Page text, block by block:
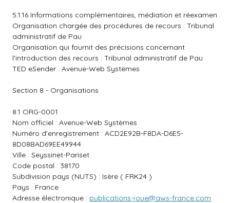
5.1.16 Informations complémentaires, médiation et réexamen
Organisation chargée des procédures de recours : Tribunal
administratif de Pau
Organisation qui fournit des précisions concernant
l'introduction des recours : Tribunal administratif de Pau
TED eSender : Avenue-Web Systèmes
Section 8 - Organisations
8.1 ORG-0001
Nom officiel : Avenue-Web Systèmes
Numéro d'enregistrement : ACD2E92B-F8DA-D6E5-
8D08BAD69EE49944
Ville : Seyssinet-Pariset
Code postal : 38170
Subdivision pays (NUTS) : Isère ( FRK24 )
Pays : France
Adresse électronique : publications-joue@aws-france.com